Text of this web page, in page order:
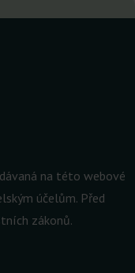
na této webové
účelům. Před
zákonů.